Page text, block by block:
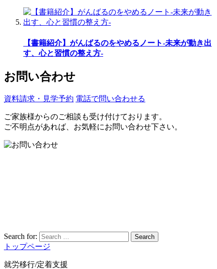
【書籍紹介】がんばるのをやめるノート-未来が動き出
す、心と習慣の整え方-
お問い合わせ
資料請求・見学予約 電話で問い合わせる
ご家族様からのご相談も受け付けております。
ご不明点があれば、お気軽にお問い合わせ下さい。
Search for: Search
トップページ
就労移行/定着支援